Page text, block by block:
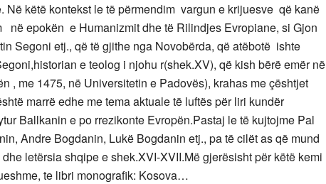
Në këtë kontekst le të përmendim vargun e krijuesve që kanë
në epokën e Humanizmit dhe të Rilindjes Evropiane, si Gjon
Segoni etj., që të gjithe nga Novobërda, që atëbotë ishte
e teolog i njohu r(shek.XV), që kish bërë emër në
, me 1475, në Universitetin e Padovës), krahas me çështjet
marrë edhe me tema aktuale të luftës për liri kundër
Ballkanin e po rrezikonte Evropën.Pastaj le të kujtojme Pal
Andre Bogdanin, Lukë Bogdanin etj., pa të cilët as që mund
letërsia shqipe e shek.XVI-XVII.Më gjerësisht për këtë kemi
te libri monografik: Kosova…